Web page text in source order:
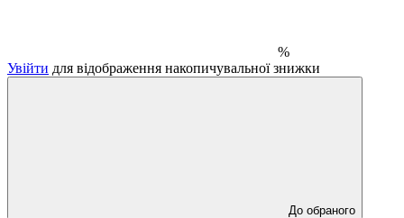
%
Увійти для відображення накопичувальної знижки
До обраного